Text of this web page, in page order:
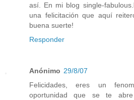
así. En mi blog single-
una felicitación que aquí
buena suerte!
Responder
Anónimo 29/8/07
Felicidades, eres un
oportunidad que se te